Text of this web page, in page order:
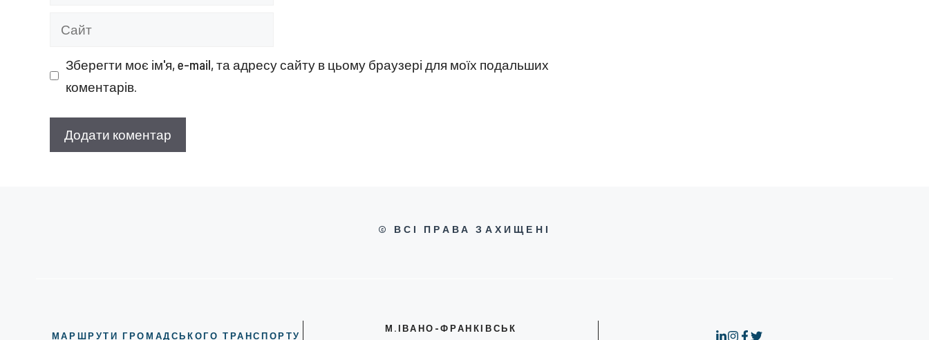
Сайт
Зберегти моє ім'я, e-mail, та адресу сайту в цьому браузері для моїх подальших
коментарів.
© ВСІ ПРАВА ЗАХИЩЕНІ
МАРШРУТИ ГРОМАДСЬКОГО ТРАНСПОРТУ
М.ІВАНО-ФРАНКІВСЬК